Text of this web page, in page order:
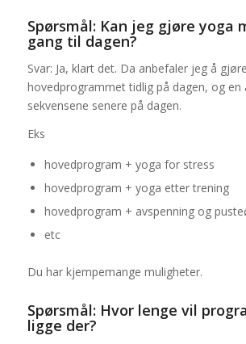
Spørsmål: Kan jeg gjøre yoga
gang til dagen?
Svar: Ja, klart det. Da anbefaler jeg å gjøre
hovedprogrammet tidlig på dagen, og en
sekvensene senere på dagen.
Eks
hovedprogram + yoga for stress
hovedprogram + yoga etter trening
hovedprogram + avspenning og
etc
Du har kjempemange muligheter.
Spørsmål: Hvor lenge vil
ligge der?